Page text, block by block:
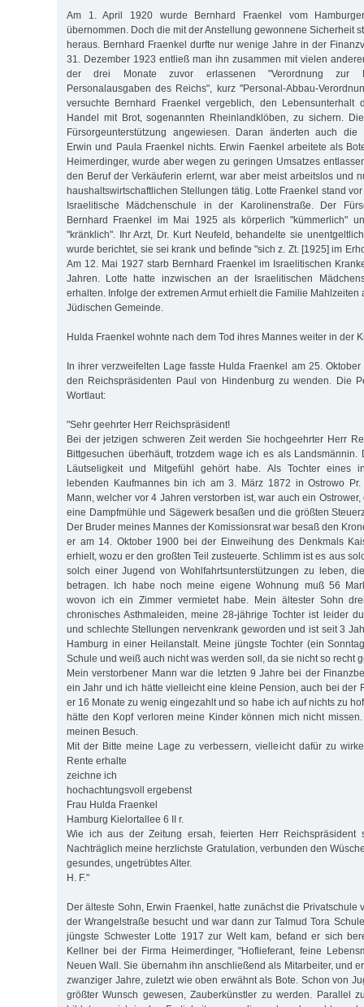
Am 1. April 1920 wurde Bernhard Fraenkel vom Hamburger
übernommen. Doch die mit der Anstellung gewonnene Sicherheit
heraus. Bernhard Fraenkel durfte nur wenige Jahre in der
31. Dezember 1923 entließ man ihn zusammen mit vielen
der drei Monate zuvor erlassenen "Verordnung zur
Personalausgaben des Reichs", kurz "Personal-Abbau-
versuchte Bernhard Fraenkel vergeblich, den Lebensunterhalt
Handel mit Brot, sogenannten Rheinlandklöben, zu sichern.
Fürsorgeunterstützung angewiesen. Daran änderten auch die
Erwin und Paula Fraenkel nichts. Erwin Faenkel arbeitete als
Heimerdinger, wurde aber wegen zu geringen Umsatzes
den Beruf der Verkäuferin erlernt, war aber meist arbeitslos und
haushaltswirtschaftlichen Stellungen tätig. Lotte Fraenkel stand
Israelitische Mädchenschule in der Karolinenstraße. Der
Bernhard Fraenkel im Mai 1925 als körperlich "kümmerlich"
"kränklich". Ihr Arzt, Dr. Kurt Neufeld, behandelte sie
wurde berichtet, sie sei krank und befinde "sich z. Zt. [1925] im
Am 12. Mai 1927 starb Bernhard Fraenkel im Israelitischen
Jahren. Lotte hatte inzwischen an der Israelitischen
erhalten. Infolge der extremen Armut erhielt die Familie Mahlzeiten
Jüdischen Gemeinde.
Hulda Fraenkel wohnte nach dem Tod ihres Mannes weiter in der
In ihrer verzweifelten Lage fasste Hulda Fraenkel am 25.
den Reichspräsidenten Paul von Hindenburg zu wenden. Die
Wortlaut:
"Sehr geehrter Herr Reichspräsident!
Bei der jetzigen schweren Zeit werden Sie hochgeehrter Herr
Bittgesuchen überhäuft, trotzdem wage ich es als
Läutseligkeit und Mitgefühl gehört habe. Als Tochter eines
lebenden Kaufmannes bin ich am 3. März 1872 in Ostrowo
Mann, welcher vor 4 Jahren verstorben ist, war auch ein
eine Dampfmühle und Sägewerk besaßen und die größten
Der Bruder meines Mannes der Komissionsrat war besaß den
er am 14. Oktober 1900 bei der Einweihung des Denkmals
erhielt, wozu er den großten Teil zusteuerte. Schlimm ist es aus
solch einer Jugend von Wohlfahrtsunterstützungen zu leben,
betragen. Ich habe noch meine eigene Wohnung muß 56
wovon ich ein Zimmer vermietet habe. Mein ältester Sohn
chronisches Asthmaleiden, meine 28-jährige Tochter ist leider
und schlechte Stellungen nervenkrank geworden und ist seit 3
Hamburg in einer Heilanstalt. Meine jüngste Tochter (ein
Schule und weiß auch nicht was werden soll, da sie nicht so recht
Mein verstorbener Mann war die letzten 9 Jahre bei der
ein Jahr und ich hätte vielleicht eine kleine Pension, auch bei der
er 16 Monate zu wenig eingezahlt und so habe ich auf nichts zu
hätte den Kopf verloren meine Kinder können mich nicht
meinen Besuch.
Mit der Bitte meine Lage zu verbessern, vielleicht dafür zu
Rente erhalte
zeichne ich
hochachtungsvoll ergebenst
Frau Hulda Fraenkel
Hamburg Kielortallee 6 II r.
Wie ich aus der Zeitung ersah, feierten Herr Reichspräsident
Nachträglich meine herzlichste Gratulation, verbunden den
gesundes, ungetrübtes Alter.
H. F."
Der älteste Sohn, Erwin Fraenkel, hatte zunächst die Privatschule
der Wrangelstraße besucht und war dann zur Talmud Tora
jüngste Schwester Lotte 1917 zur Welt kam, befand er sich
Kellner bei der Firma Heimerdinger, "Hoflieferant, feine
Neuen Wall. Sie übernahm ihn anschließend als Mitarbeiter, und
zwanziger Jahre, zuletzt wie oben erwähnt als Bote. Schon von
größter Wunsch gewesen, Zauberkünstler zu werden. Parallel